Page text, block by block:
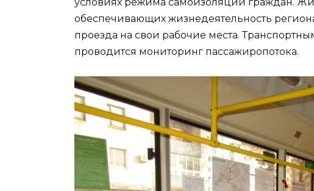
обеспечивающих жизнедеятельность
проезда на свои рабочие места.
проводится мониторинг пассажиропотока.